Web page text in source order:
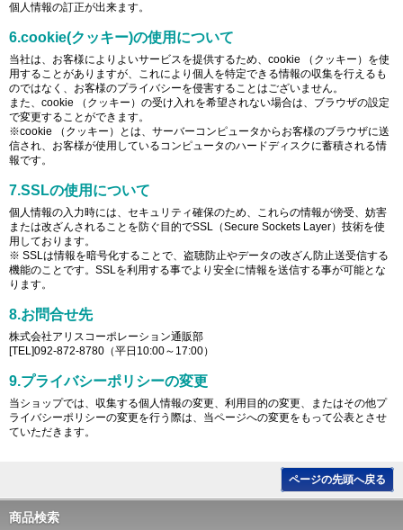
個人情報の訂正が出来ます。
6.cookie(クッキー)の使用について
当社は、お客様によりよいサービスを提供するため、cookie （クッキー）を使
用することがありますが、これにより個人を特定できる情報の収集を行えるも
のではなく、お客様のプライバシーを侵害することはございません。
また、cookie （クッキー）の受け入れを希望されない場合は、ブラウザの設定
で変更することができます。
※cookie （クッキー）とは、サーバーコンピュータからお客様のブラウザに送
信され、お客様が使用しているコンピュータのハードディスクに蓄積される情
報です。
7.SSLの使用について
個人情報の入力時には、セキュリティ確保のため、これらの情報が傍受、妨害
または改ざんされることを防ぐ目的でSSL（Secure Sockets Layer）技術を使
用しております。
※ SSLは情報を暗号化することで、盗聴防止やデータの改ざん防止送受信する
機能のことです。SSLを利用する事でより安全に情報を送信する事が可能とな
ります。
8.お問合せ先
株式会社アリスコーポレーション通販部
[TEL]092-872-8780（平日10:00～17:00）
9.プライバシーポリシーの変更
当ショップでは、収集する個人情報の変更、利用目的の変更、またはその他プ
ライバシーポリシーの変更を行う際は、当ページへの変更をもって公表とさせ
ていただきます。
ページの先頭へ戻る
商品検索